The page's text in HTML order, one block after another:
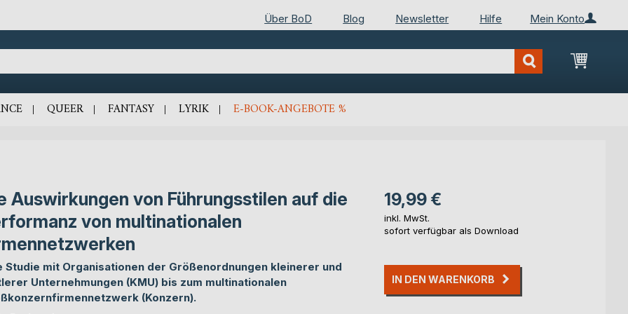
Mein Konto
Über BoD Blog Newsletter Hilfe
Mein
QUEER FANTASY LYRIK E-BOOK-ANGEBOTE %
Auswirkungen von Führungsstilen auf die
von multinationalen
Studie mit Organisationen der Größenordnungen kleinerer und
Unternehmungen (KMU) bis zum multinationalen
(Konzern).
19,99 €
inkl. MwSt.
sofort verfügbar als Download
IN DEN WARENKORB